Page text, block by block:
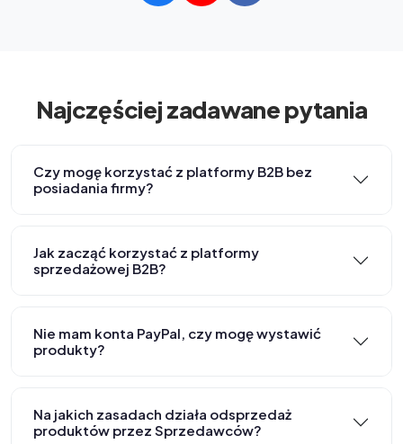
Najczęściej zadawane pytania
Czy mogę korzystać z platformy B2B bez
posiadania firmy?
Jak zacząć korzystać z platformy
sprzedażowej B2B?
Nie mam konta PayPal, czy mogę wystawić
produkty?
Na jakich zasadach działa odsprzedaż
produktów przez Sprzedawców?